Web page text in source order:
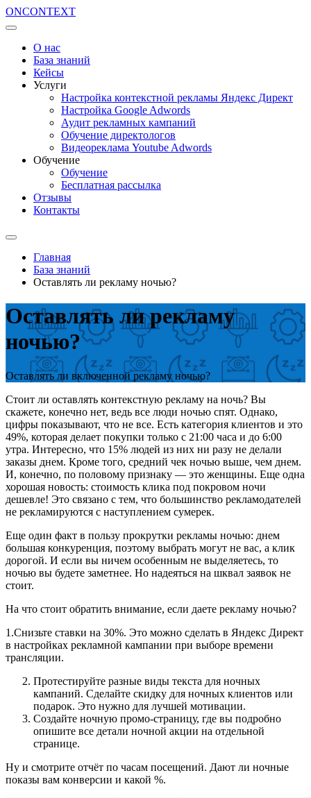
ONCONTEXT
О нас
База знаний
Кейсы
Услуги
Настройка контекстной рекламы Яндекс Директ
Настройка Google Adwords
Аудит рекламных кампаний
Обучение директологов
Видеореклама Youtube Adwords
Обучение
Обучение
Бесплатная рассылка
Отзывы
Контакты
Главная
База знаний
Оставлять ли рекламу ночью?
Оставлять ли рекламу
ночью?
Оставлять ли включенной рекламу ночью?
Стоит ли оставлять контекстную рекламу на ночь? Вы
скажете, конечно нет, ведь все люди ночью спят. Однако,
цифры показывают, что не все. Есть категория клиентов и это
49%, которая делает покупки только с 21:00 часа и до 6:00
утра. Интересно, что 15% людей из них ни разу не делали
заказы днем. Кроме того, средний чек ночью выше, чем днем.
И, конечно, по половому признаку — это женщины. Еще одна
хорошая новость: стоимость клика под покровом ночи
дешевле! Это связано с тем, что большинство рекламодателей
не рекламируются с наступлением сумерек.
Еще один факт в пользу прокрутки рекламы ночью: днем
большая конкуренция, поэтому выбрать могут не вас, а клик
дорогой. И если вы ничем особенным не выделяетесь, то
ночью вы будете заметнее. Но надеяться на шквал заявок не
стоит.
На что стоит обратить внимание, если даете рекламу ночью?
1.Снизьте ставки на 30%. Это можно сделать в Яндекс Директ
в настройках рекламной кампании при выборе времени
трансляции.
Протестируйте разные виды текста для ночных
кампаний. Сделайте скидку для ночных клиентов или
подарок. Это нужно для лучшей мотивации.
Создайте ночную промо-страницу, где вы подробно
опишите все детали ночной акции на отдельной
странице.
Ну и смотрите отчёт по часам посещений. Дают ли ночные
показы вам конверсии и какой %.